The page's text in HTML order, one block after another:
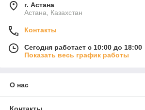
г. Астана
Астана, Казахстан
Контакты
Сегодня работает с 10:00 до 18:00
Показать весь график работы
О нас
Контакты